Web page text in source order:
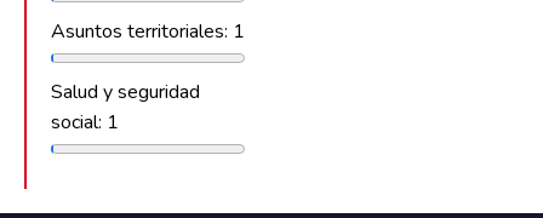
Asuntos territoriales: 1
Salud y seguridad
social: 1